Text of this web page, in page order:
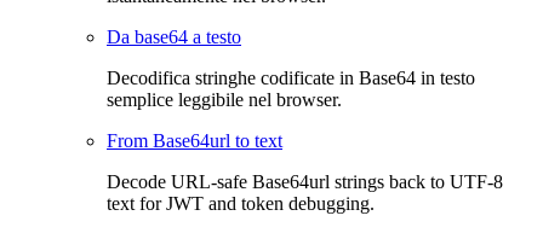
Da base64 a testo
Decodifica stringhe codificate in Base64 in testo
semplice leggibile nel browser.
From Base64url to text
Decode URL-safe Base64url strings back to UTF-8
text for JWT and token debugging.